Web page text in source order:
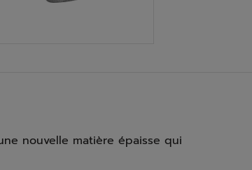
nouvelle matière épaisse qui